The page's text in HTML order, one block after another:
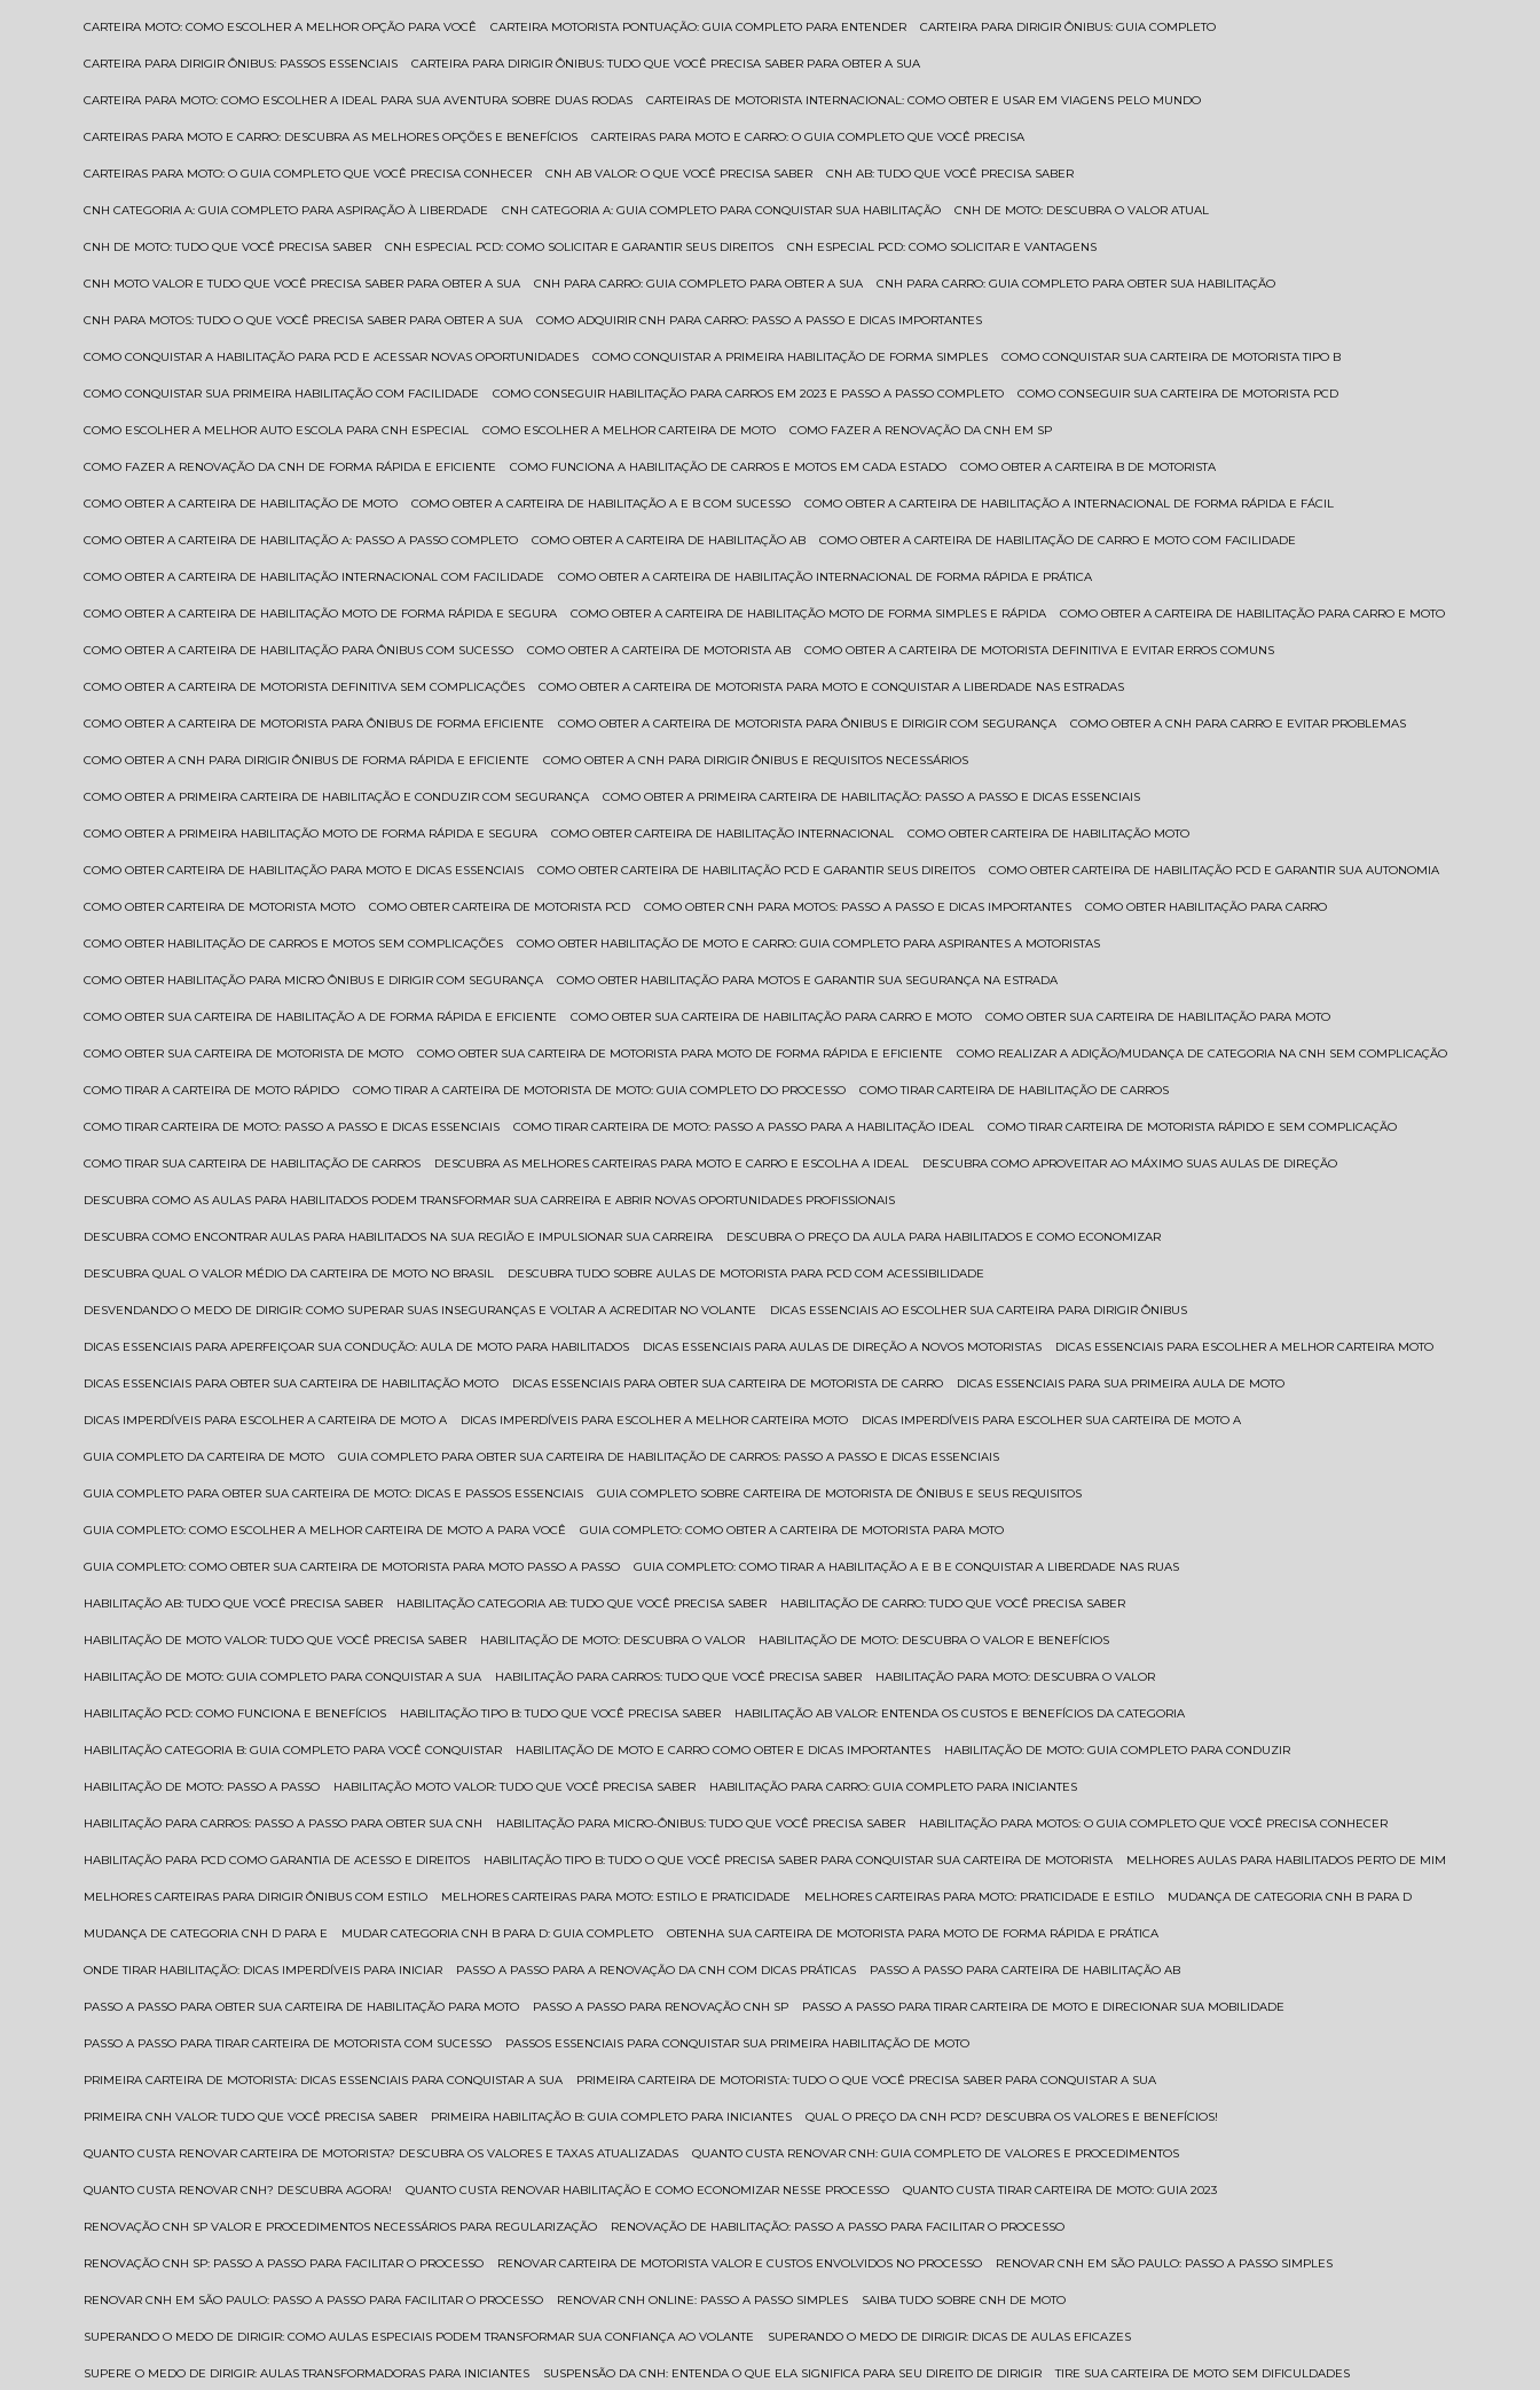
CARTEIRA MOTO: COMO ESCOLHER A MELHOR OPÇÃO PARA VOCÊ CARTEIRA MOTORISTA PONTUAÇÃO: GUIA COMPLETO PARA ENTENDER CARTEIRA PARA DIRIGIR ÔNIBUS: GUIA COMPLETO
CARTEIRA PARA DIRIGIR ÔNIBUS: PASSOS ESSENCIAIS CARTEIRA PARA DIRIGIR ÔNIBUS: TUDO QUE VOCÊ PRECISA SABER PARA OBTER A SUA
CARTEIRA PARA MOTO: COMO ESCOLHER A IDEAL PARA SUA AVENTURA SOBRE DUAS RODAS CARTEIRAS DE MOTORISTA INTERNACIONAL: COMO OBTER E USAR EM VIAGENS PELO MUNDO
CARTEIRAS PARA MOTO E CARRO: DESCUBRA AS MELHORES OPÇÕES E BENEFÍCIOS CARTEIRAS PARA MOTO E CARRO: O GUIA COMPLETO QUE VOCÊ PRECISA
CARTEIRAS PARA MOTO: O GUIA COMPLETO QUE VOCÊ PRECISA CONHECER CNH AB VALOR: O QUE VOCÊ PRECISA SABER CNH AB: TUDO QUE VOCÊ PRECISA SABER
CNH CATEGORIA A: GUIA COMPLETO PARA ASPIRAÇÃO À LIBERDADE CNH CATEGORIA A: GUIA COMPLETO PARA CONQUISTAR SUA HABILITAÇÃO CNH DE MOTO: DESCUBRA O VALOR ATUAL
CNH DE MOTO: TUDO QUE VOCÊ PRECISA SABER CNH ESPECIAL PCD: COMO SOLICITAR E GARANTIR SEUS DIREITOS CNH ESPECIAL PCD: COMO SOLICITAR E VANTAGENS
CNH MOTO VALOR E TUDO QUE VOCÊ PRECISA SABER PARA OBTER A SUA CNH PARA CARRO: GUIA COMPLETO PARA OBTER A SUA CNH PARA CARRO: GUIA COMPLETO PARA OBTER SUA HABILITAÇÃO
CNH PARA MOTOS: TUDO O QUE VOCÊ PRECISA SABER PARA OBTER A SUA COMO ADQUIRIR CNH PARA CARRO: PASSO A PASSO E DICAS IMPORTANTES
COMO CONQUISTAR A HABILITAÇÃO PARA PCD E ACESSAR NOVAS OPORTUNIDADES COMO CONQUISTAR A PRIMEIRA HABILITAÇÃO DE FORMA SIMPLES COMO CONQUISTAR SUA CARTEIRA DE MOTORISTA TIPO B
COMO CONQUISTAR SUA PRIMEIRA HABILITAÇÃO COM FACILIDADE COMO CONSEGUIR HABILITAÇÃO PARA CARROS EM 2023 E PASSO A PASSO COMPLETO COMO CONSEGUIR SUA CARTEIRA DE MOTORISTA PCD
COMO ESCOLHER A MELHOR AUTO ESCOLA PARA CNH ESPECIAL COMO ESCOLHER A MELHOR CARTEIRA DE MOTO COMO FAZER A RENOVAÇÃO DA CNH EM SP
COMO FAZER A RENOVAÇÃO DA CNH DE FORMA RÁPIDA E EFICIENTE COMO FUNCIONA A HABILITAÇÃO DE CARROS E MOTOS EM CADA ESTADO COMO OBTER A CARTEIRA B DE MOTORISTA
COMO OBTER A CARTEIRA DE HABILITAÇÃO DE MOTO COMO OBTER A CARTEIRA DE HABILITAÇÃO A E B COM SUCESSO COMO OBTER A CARTEIRA DE HABILITAÇÃO A INTERNACIONAL DE FORMA RÁPIDA E FÁCIL
COMO OBTER A CARTEIRA DE HABILITAÇÃO A: PASSO A PASSO COMPLETO COMO OBTER A CARTEIRA DE HABILITAÇÃO AB COMO OBTER A CARTEIRA DE HABILITAÇÃO DE CARRO E MOTO COM FACILIDADE
COMO OBTER A CARTEIRA DE HABILITAÇÃO INTERNACIONAL COM FACILIDADE COMO OBTER A CARTEIRA DE HABILITAÇÃO INTERNACIONAL DE FORMA RÁPIDA E PRÁTICA
COMO OBTER A CARTEIRA DE HABILITAÇÃO MOTO DE FORMA RÁPIDA E SEGURA COMO OBTER A CARTEIRA DE HABILITAÇÃO MOTO DE FORMA SIMPLES E RÁPIDA COMO OBTER A CARTEIRA DE HABILITAÇÃO PARA CARRO E MOTO
COMO OBTER A CARTEIRA DE HABILITAÇÃO PARA ÔNIBUS COM SUCESSO COMO OBTER A CARTEIRA DE MOTORISTA AB COMO OBTER A CARTEIRA DE MOTORISTA DEFINITIVA E EVITAR ERROS COMUNS
COMO OBTER A CARTEIRA DE MOTORISTA DEFINITIVA SEM COMPLICAÇÕES COMO OBTER A CARTEIRA DE MOTORISTA PARA MOTO E CONQUISTAR A LIBERDADE NAS ESTRADAS
COMO OBTER A CARTEIRA DE MOTORISTA PARA ÔNIBUS DE FORMA EFICIENTE COMO OBTER A CARTEIRA DE MOTORISTA PARA ÔNIBUS E DIRIGIR COM SEGURANÇA COMO OBTER A CNH PARA CARRO E EVITAR PROBLEMAS
COMO OBTER A CNH PARA DIRIGIR ÔNIBUS DE FORMA RÁPIDA E EFICIENTE COMO OBTER A CNH PARA DIRIGIR ÔNIBUS E REQUISITOS NECESSÁRIOS
COMO OBTER A PRIMEIRA CARTEIRA DE HABILITAÇÃO E CONDUZIR COM SEGURANÇA COMO OBTER A PRIMEIRA CARTEIRA DE HABILITAÇÃO: PASSO A PASSO E DICAS ESSENCIAIS
COMO OBTER A PRIMEIRA HABILITAÇÃO MOTO DE FORMA RÁPIDA E SEGURA COMO OBTER CARTEIRA DE HABILITAÇÃO INTERNACIONAL COMO OBTER CARTEIRA DE HABILITAÇÃO MOTO
COMO OBTER CARTEIRA DE HABILITAÇÃO PARA MOTO E DICAS ESSENCIAIS COMO OBTER CARTEIRA DE HABILITAÇÃO PCD E GARANTIR SEUS DIREITOS COMO OBTER CARTEIRA DE HABILITAÇÃO PCD E GARANTIR SUA AUTONOMIA
COMO OBTER CARTEIRA DE MOTORISTA MOTO COMO OBTER CARTEIRA DE MOTORISTA PCD COMO OBTER CNH PARA MOTOS: PASSO A PASSO E DICAS IMPORTANTES COMO OBTER HABILITAÇÃO PARA CARRO
COMO OBTER HABILITAÇÃO DE CARROS E MOTOS SEM COMPLICAÇÕES COMO OBTER HABILITAÇÃO DE MOTO E CARRO: GUIA COMPLETO PARA ASPIRANTES A MOTORISTAS
COMO OBTER HABILITAÇÃO PARA MICRO ÔNIBUS E DIRIGIR COM SEGURANÇA COMO OBTER HABILITAÇÃO PARA MOTOS E GARANTIR SUA SEGURANÇA NA ESTRADA
COMO OBTER SUA CARTEIRA DE HABILITAÇÃO A DE FORMA RÁPIDA E EFICIENTE COMO OBTER SUA CARTEIRA DE HABILITAÇÃO PARA CARRO E MOTO COMO OBTER SUA CARTEIRA DE HABILITAÇÃO PARA MOTO
COMO OBTER SUA CARTEIRA DE MOTORISTA DE MOTO COMO OBTER SUA CARTEIRA DE MOTORISTA PARA MOTO DE FORMA RÁPIDA E EFICIENTE COMO REALIZAR A ADIÇÃO/MUDANÇA DE CATEGORIA NA CNH SEM COMPLICAÇÃO
COMO TIRAR A CARTEIRA DE MOTO RÁPIDO COMO TIRAR A CARTEIRA DE MOTORISTA DE MOTO: GUIA COMPLETO DO PROCESSO COMO TIRAR CARTEIRA DE HABILITAÇÃO DE CARROS
COMO TIRAR CARTEIRA DE MOTO: PASSO A PASSO E DICAS ESSENCIAIS COMO TIRAR CARTEIRA DE MOTO: PASSO A PASSO PARA A HABILITAÇÃO IDEAL COMO TIRAR CARTEIRA DE MOTORISTA RÁPIDO E SEM COMPLICAÇÃO
COMO TIRAR SUA CARTEIRA DE HABILITAÇÃO DE CARROS DESCUBRA AS MELHORES CARTEIRAS PARA MOTO E CARRO E ESCOLHA A IDEAL DESCUBRA COMO APROVEITAR AO MÁXIMO SUAS AULAS DE DIREÇÃO
DESCUBRA COMO AS AULAS PARA HABILITADOS PODEM TRANSFORMAR SUA CARREIRA E ABRIR NOVAS OPORTUNIDADES PROFISSIONAIS
DESCUBRA COMO ENCONTRAR AULAS PARA HABILITADOS NA SUA REGIÃO E IMPULSIONAR SUA CARREIRA DESCUBRA O PREÇO DA AULA PARA HABILITADOS E COMO ECONOMIZAR
DESCUBRA QUAL O VALOR MÉDIO DA CARTEIRA DE MOTO NO BRASIL DESCUBRA TUDO SOBRE AULAS DE MOTORISTA PARA PCD COM ACESSIBILIDADE
DESVENDANDO O MEDO DE DIRIGIR: COMO SUPERAR SUAS INSEGURANÇAS E VOLTAR A ACREDITAR NO VOLANTE DICAS ESSENCIAIS AO ESCOLHER SUA CARTEIRA PARA DIRIGIR ÔNIBUS
DICAS ESSENCIAIS PARA APERFEIÇOAR SUA CONDUÇÃO: AULA DE MOTO PARA HABILITADOS DICAS ESSENCIAIS PARA AULAS DE DIREÇÃO A NOVOS MOTORISTAS DICAS ESSENCIAIS PARA ESCOLHER A MELHOR CARTEIRA MOTO
DICAS ESSENCIAIS PARA OBTER SUA CARTEIRA DE HABILITAÇÃO MOTO DICAS ESSENCIAIS PARA OBTER SUA CARTEIRA DE MOTORISTA DE CARRO DICAS ESSENCIAIS PARA SUA PRIMEIRA AULA DE MOTO
DICAS IMPERDÍVEIS PARA ESCOLHER A CARTEIRA DE MOTO A DICAS IMPERDÍVEIS PARA ESCOLHER A MELHOR CARTEIRA MOTO DICAS IMPERDÍVEIS PARA ESCOLHER SUA CARTEIRA DE MOTO A
GUIA COMPLETO DA CARTEIRA DE MOTO GUIA COMPLETO PARA OBTER SUA CARTEIRA DE HABILITAÇÃO DE CARROS: PASSO A PASSO E DICAS ESSENCIAIS
GUIA COMPLETO PARA OBTER SUA CARTEIRA DE MOTO: DICAS E PASSOS ESSENCIAIS GUIA COMPLETO SOBRE CARTEIRA DE MOTORISTA DE ÔNIBUS E SEUS REQUISITOS
GUIA COMPLETO: COMO ESCOLHER A MELHOR CARTEIRA DE MOTO A PARA VOCÊ GUIA COMPLETO: COMO OBTER A CARTEIRA DE MOTORISTA PARA MOTO
GUIA COMPLETO: COMO OBTER SUA CARTEIRA DE MOTORISTA PARA MOTO PASSO A PASSO GUIA COMPLETO: COMO TIRAR A HABILITAÇÃO A E B E CONQUISTAR A LIBERDADE NAS RUAS
HABILITAÇÃO AB: TUDO QUE VOCÊ PRECISA SABER HABILITAÇÃO CATEGORIA AB: TUDO QUE VOCÊ PRECISA SABER HABILITAÇÃO DE CARRO: TUDO QUE VOCÊ PRECISA SABER
HABILITAÇÃO DE MOTO VALOR: TUDO QUE VOCÊ PRECISA SABER HABILITAÇÃO DE MOTO: DESCUBRA O VALOR HABILITAÇÃO DE MOTO: DESCUBRA O VALOR E BENEFÍCIOS
HABILITAÇÃO DE MOTO: GUIA COMPLETO PARA CONQUISTAR A SUA HABILITAÇÃO PARA CARROS: TUDO QUE VOCÊ PRECISA SABER HABILITAÇÃO PARA MOTO: DESCUBRA O VALOR
HABILITAÇÃO PCD: COMO FUNCIONA E BENEFÍCIOS HABILITAÇÃO TIPO B: TUDO QUE VOCÊ PRECISA SABER HABILITAÇÃO AB VALOR: ENTENDA OS CUSTOS E BENEFÍCIOS DA CATEGORIA
HABILITAÇÃO CATEGORIA B: GUIA COMPLETO PARA VOCÊ CONQUISTAR HABILITAÇÃO DE MOTO E CARRO COMO OBTER E DICAS IMPORTANTES HABILITAÇÃO DE MOTO: GUIA COMPLETO PARA CONDUZIR
HABILITAÇÃO DE MOTO: PASSO A PASSO HABILITAÇÃO MOTO VALOR: TUDO QUE VOCÊ PRECISA SABER HABILITAÇÃO PARA CARRO: GUIA COMPLETO PARA INICIANTES
HABILITAÇÃO PARA CARROS: PASSO A PASSO PARA OBTER SUA CNH HABILITAÇÃO PARA MICRO-ÔNIBUS: TUDO QUE VOCÊ PRECISA SABER HABILITAÇÃO PARA MOTOS: O GUIA COMPLETO QUE VOCÊ PRECISA CONHECER
HABILITAÇÃO PARA PCD COMO GARANTIA DE ACESSO E DIREITOS HABILITAÇÃO TIPO B: TUDO O QUE VOCÊ PRECISA SABER PARA CONQUISTAR SUA CARTEIRA DE MOTORISTA MELHORES AULAS PARA HABILITADOS PERTO DE MIM
MELHORES CARTEIRAS PARA DIRIGIR ÔNIBUS COM ESTILO MELHORES CARTEIRAS PARA MOTO: ESTILO E PRATICIDADE MELHORES CARTEIRAS PARA MOTO: PRATICIDADE E ESTILO MUDANÇA DE CATEGORIA CNH B PARA D
MUDANÇA DE CATEGORIA CNH D PARA E MUDAR CATEGORIA CNH B PARA D: GUIA COMPLETO OBTENHA SUA CARTEIRA DE MOTORISTA PARA MOTO DE FORMA RÁPIDA E PRÁTICA
ONDE TIRAR HABILITAÇÃO: DICAS IMPERDÍVEIS PARA INICIAR PASSO A PASSO PARA A RENOVAÇÃO DA CNH COM DICAS PRÁTICAS PASSO A PASSO PARA CARTEIRA DE HABILITAÇÃO AB
PASSO A PASSO PARA OBTER SUA CARTEIRA DE HABILITAÇÃO PARA MOTO PASSO A PASSO PARA RENOVAÇÃO CNH SP PASSO A PASSO PARA TIRAR CARTEIRA DE MOTO E DIRECIONAR SUA MOBILIDADE
PASSO A PASSO PARA TIRAR CARTEIRA DE MOTORISTA COM SUCESSO PASSOS ESSENCIAIS PARA CONQUISTAR SUA PRIMEIRA HABILITAÇÃO DE MOTO
PRIMEIRA CARTEIRA DE MOTORISTA: DICAS ESSENCIAIS PARA CONQUISTAR A SUA PRIMEIRA CARTEIRA DE MOTORISTA: TUDO O QUE VOCÊ PRECISA SABER PARA CONQUISTAR A SUA
PRIMEIRA CNH VALOR: TUDO QUE VOCÊ PRECISA SABER PRIMEIRA HABILITAÇÃO B: GUIA COMPLETO PARA INICIANTES QUAL O PREÇO DA CNH PCD? DESCUBRA OS VALORES E BENEFÍCIOS!
QUANTO CUSTA RENOVAR CARTEIRA DE MOTORISTA? DESCUBRA OS VALORES E TAXAS ATUALIZADAS QUANTO CUSTA RENOVAR CNH: GUIA COMPLETO DE VALORES E PROCEDIMENTOS
QUANTO CUSTA RENOVAR CNH? DESCUBRA AGORA! QUANTO CUSTA RENOVAR HABILITAÇÃO E COMO ECONOMIZAR NESSE PROCESSO QUANTO CUSTA TIRAR CARTEIRA DE MOTO: GUIA 2023
RENOVAÇÃO CNH SP VALOR E PROCEDIMENTOS NECESSÁRIOS PARA REGULARIZAÇÃO RENOVAÇÃO DE HABILITAÇÃO: PASSO A PASSO PARA FACILITAR O PROCESSO
RENOVAÇÃO CNH SP: PASSO A PASSO PARA FACILITAR O PROCESSO RENOVAR CARTEIRA DE MOTORISTA VALOR E CUSTOS ENVOLVIDOS NO PROCESSO RENOVAR CNH EM SÃO PAULO: PASSO A PASSO SIMPLES
RENOVAR CNH EM SÃO PAULO: PASSO A PASSO PARA FACILITAR O PROCESSO RENOVAR CNH ONLINE: PASSO A PASSO SIMPLES SAIBA TUDO SOBRE CNH DE MOTO
SUPERANDO O MEDO DE DIRIGIR: COMO AULAS ESPECIAIS PODEM TRANSFORMAR SUA CONFIANÇA AO VOLANTE SUPERANDO O MEDO DE DIRIGIR: DICAS DE AULAS EFICAZES
SUPERE O MEDO DE DIRIGIR: AULAS TRANSFORMADORAS PARA INICIANTES SUSPENSÃO DA CNH: ENTENDA O QUE ELA SIGNIFICA PARA SEU DIREITO DE DIRIGIR TIRE SUA CARTEIRA DE MOTO SEM DIFICULDADES